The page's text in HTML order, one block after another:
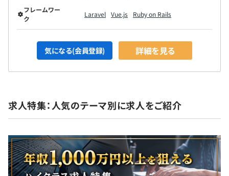
フレームワー
ク
Laravel Vue.js Ruby on Rails
気になる(会員登録) 詳細を見る
求人特集：人気のテーマ別に求人をご紹介